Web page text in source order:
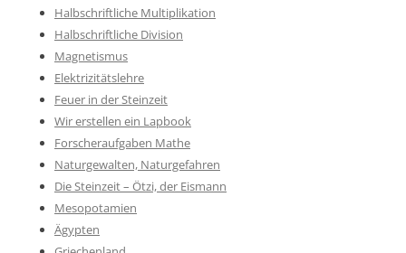
Halbschriftliche Multiplikation
Halbschriftliche Division
Magnetismus
Elektrizitätslehre
Feuer in der Steinzeit
Wir erstellen ein Lapbook
Forscheraufgaben Mathe
Naturgewalten, Naturgefahren
Die Steinzeit – Ötzi, der Eismann
Mesopotamien
Ägypten